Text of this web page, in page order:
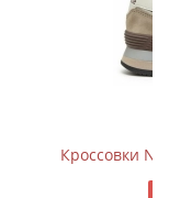
Mushroom Sea Salt